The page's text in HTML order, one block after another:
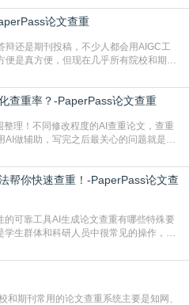
量公开的文本数据，生成内容本质是基
原创创作。生成过程中，很容易复用已
开
论文查重
还是期刊投稿，不少人都会用AIGC工
是真方便，但现在几乎所有院校和期刊
时候，找到靠谱的降AIGC检测率的网
护学术原创性的智能伙伴AIGC生成内
查重率？-PaperPass论文查重
理！不同修改程度的AI查重论文，查重
做辅助，写完之后最关心的问题就是ai
赖海量公开学术文献、网络内容，生成
，很容易和已发布的作品撞重复，甚至会
是
帮你快速查重！-PaperPass论文查
可靠工具AI生成论文查重有哪些特殊要
生群体和科研人员中很常见的操作，不
有重复风险——训练AI的数据集本身就包
，AI输出内容时很容易无意识拼接出重